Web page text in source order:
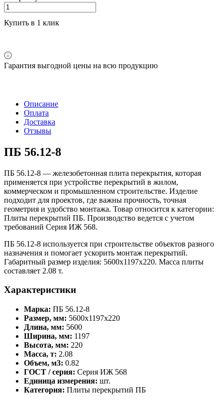
Купить в 1 клик
Гарантия выгодной цены на всю продукцию
Описание
Оплата
Доставка
Отзывы
ПБ 56.12-8
ПБ 56.12-8 — железобетонная плита перекрытия, которая
применяется при устройстве перекрытий в жилом,
коммерческом и промышленном строительстве. Изделие
подходит для проектов, где важны прочность, точная
геометрия и удобство монтажа. Товар относится к категории:
Плиты перекрытий ПБ. Производство ведется с учетом
требований Серия ИЖ 568.
ПБ 56.12-8 используется при строительстве объектов разного
назначения и помогает ускорить монтаж перекрытий.
Габаритный размер изделия: 5600x1197x220. Масса плиты
составляет 2.08 т.
Характеристики
Марка: ПБ 56.12-8
Размер, мм: 5600x1197x220
Длина, мм: 5600
Ширина, мм: 1197
Высота, мм: 220
Масса, т: 2.08
Объем, м3: 0.82
ГОСТ / серия: Серия ИЖ 568
Единица измерения: шт.
Категория: Плиты перекрытий ПБ